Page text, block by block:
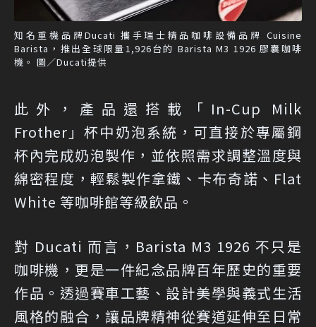
知名重機品牌Ducati 攜手瑞士精品咖啡設備品牌 Cuisine
Barista，推出全球限量1,926台的 Barista M3 1926 膠囊咖啡
機。 圖／Ducati提供
此外，產品還搭載「In-Cup Milk
Frother」杯中奶泡系統，可直接於專屬鋼
杯內完成奶泡製作，並依照需求調整溫度與
綿密程度，輕鬆製作拿鐵、卡布奇諾、Flat
White 等咖啡館等級飲品。
對 Ducati 而言，Barista M3 1926 不只是
咖啡機，更是一件紀念品牌百年歷史的重要
作品。透過賽車工藝、設計美學與義式生活
風格的融合，讓品牌精神從賽道延伸至日常